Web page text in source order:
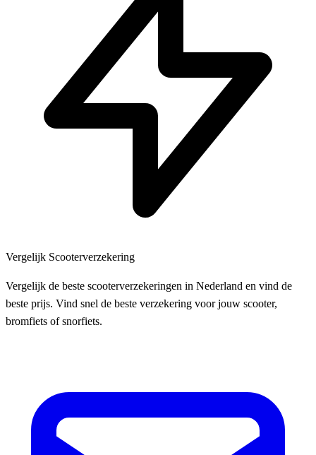
Vergelijk Scooterverzekering
Vergelijk de beste scooterverzekeringen in Nederland en vind de
beste prijs. Vind snel de beste verzekering voor jouw scooter,
bromfiets of snorfiets.